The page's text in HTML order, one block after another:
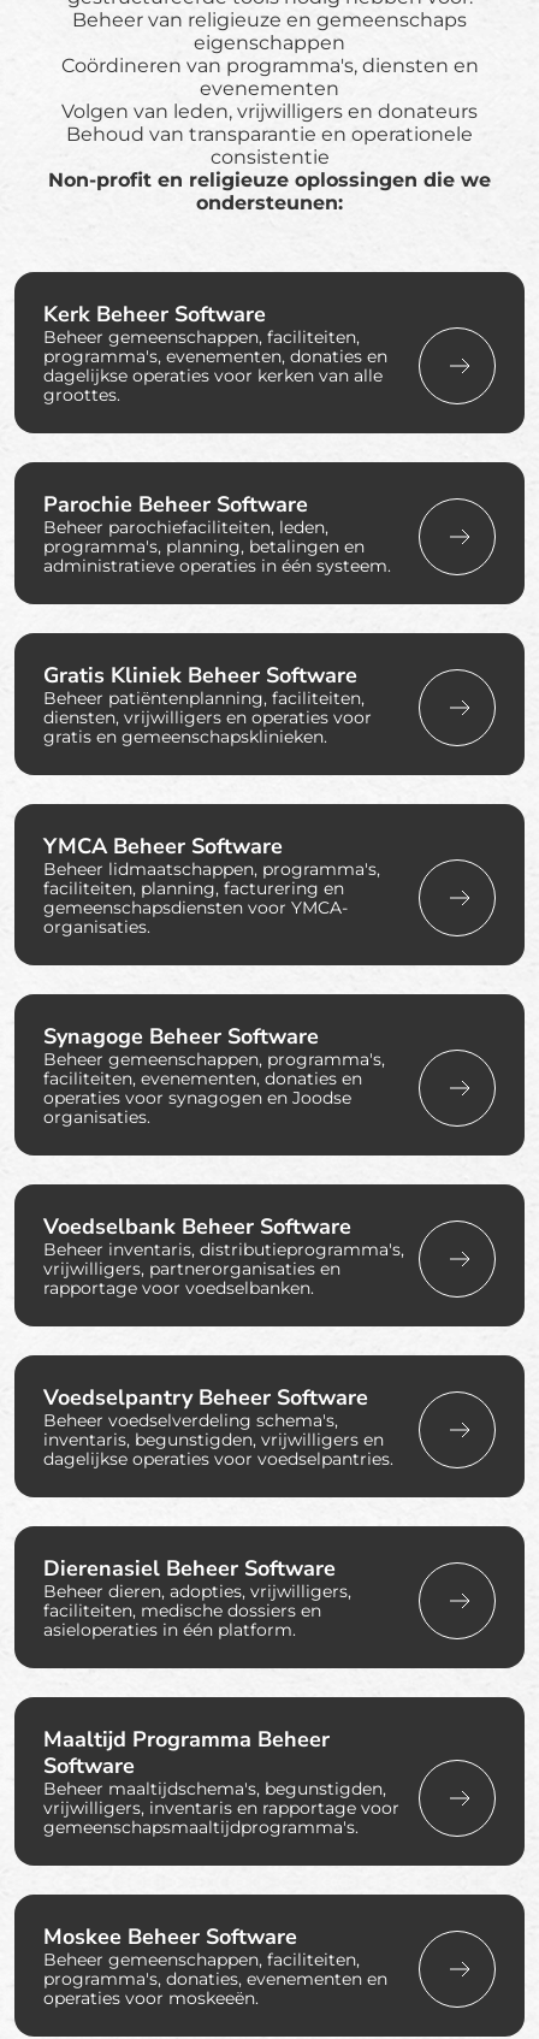
Beheer van religieuze en gemeenschaps
eigenschappen
Coördineren van programma's, diensten en
evenementen
Volgen van leden, vrijwilligers en donateurs
Behoud van transparantie en operationele
consistentie
Non-profit en religieuze oplossingen die we
ondersteunen:
Kerk Beheer Software
Beheer gemeenschappen, faciliteiten,
programma's, evenementen, donaties en
dagelijkse operaties voor kerken van alle
groottes.
Parochie Beheer Software
Beheer parochiefaciliteiten, leden,
programma's, planning, betalingen en
administratieve operaties in één systeem.
Gratis Kliniek Beheer Software
Beheer patiëntenplanning, faciliteiten,
diensten, vrijwilligers en operaties voor
gratis en gemeenschapsklinieken.
YMCA Beheer Software
Beheer lidmaatschappen, programma's,
faciliteiten, planning, facturering en
gemeenschapsdiensten voor YMCA-
organisaties.
Synagoge Beheer Software
Beheer gemeenschappen, programma's,
faciliteiten, evenementen, donaties en
operaties voor synagogen en Joodse
organisaties.
Voedselbank Beheer Software
Beheer inventaris, distributieprogramma's,
vrijwilligers, partnerorganisaties en
rapportage voor voedselbanken.
Voedselpantry Beheer Software
Beheer voedselverdeling schema's,
inventaris, begunstigden, vrijwilligers en
dagelijkse operaties voor voedselpantries.
Dierenasiel Beheer Software
Beheer dieren, adopties, vrijwilligers,
faciliteiten, medische dossiers en
asieloperaties in één platform.
Maaltijd Programma Beheer
Software
Beheer maaltijdschema's, begunstigden,
vrijwilligers, inventaris en rapportage voor
gemeenschapsmaaltijdprogramma's.
Moskee Beheer Software
Beheer gemeenschappen, faciliteiten,
programma's, donaties, evenementen en
operaties voor moskeeën.